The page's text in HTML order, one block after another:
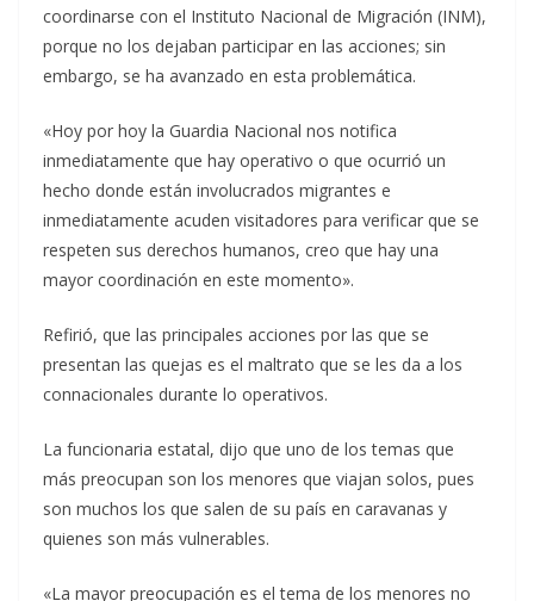
coordinarse con el Instituto Nacional de Migración (INM),
porque no los dejaban participar en las acciones; sin
embargo, se ha avanzado en esta problemática.
«Hoy por hoy la Guardia Nacional nos notifica
inmediatamente que hay operativo o que ocurrió un
hecho donde están involucrados migrantes e
inmediatamente acuden visitadores para verificar que se
respeten sus derechos humanos, creo que hay una
mayor coordinación en este momento».
Refirió, que las principales acciones por las que se
presentan las quejas es el maltrato que se les da a los
connacionales durante lo operativos.
La funcionaria estatal, dijo que uno de los temas que
más preocupan son los menores que viajan solos, pues
son muchos los que salen de su país en caravanas y
quienes son más vulnerables.
«La mayor preocupación es el tema de los menores no